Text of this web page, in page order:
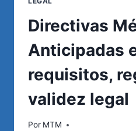
Directivas
Anticipadas
requisitos,
validez legal
Por MTM